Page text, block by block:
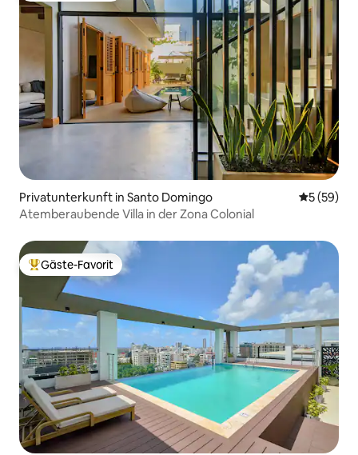
Privatunterkunft in Santo Domingo
5 (59)
Atemberaubende Villa in der Zona Colonial
Beliebter Gäste-Favorit.
Gäste-Favorit